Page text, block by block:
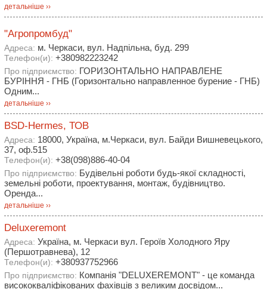
детальніше ››
"Агропромбуд"
Адреса: м. Черкаси, вул. Надпільна, буд. 299
Телефон(и): +380982223242
Про підприємство: ГОРИЗОНТАЛЬНО НАПРАВЛЕНЕ
БУРІННЯ - ГНБ (Горизонтально направленное бурение - ГНБ)
Одним...
детальніше ››
BSD-Hermes, ТОВ
Адреса: 18000, Україна, м.Черкаси, вул. Байди Вишневецького,
37, оф.515
Телефон(и): +38(098)886-40-04
Про підприємство: Будівельні роботи будь-якої складності,
земельні роботи, проектування, монтаж, будівництво.
Оренда...
детальніше ››
Deluxeremont
Адреса: Україна, м. Черкаси вул. Героїв Холодного Яру
(Першотравнева), 12
Телефон(и): +380937752966
Про підприємство: Компанія "DELUXEREMONT" - це команда
висококваліфікованих фахівців з великим досвідом...